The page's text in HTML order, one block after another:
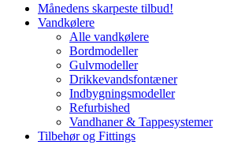
Månedens skarpeste tilbud!
Vandkølere
Alle vandkølere
Bordmodeller
Gulvmodeller
Drikkevandsfontæner
Indbygningsmodeller
Refurbished
Vandhaner & Tappesystemer
Tilbehør og Fittings